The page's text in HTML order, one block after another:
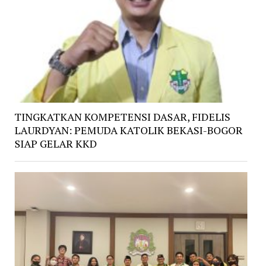
TINGKATKAN KOMPETENSI DASAR, FIDELIS
LAURDYAN: PEMUDA KATOLIK BEKASI-BOGOR
SIAP GELAR KKD